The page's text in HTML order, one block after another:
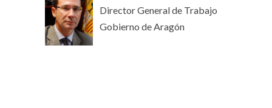
Director General de Trabajo
Gobierno de Aragón